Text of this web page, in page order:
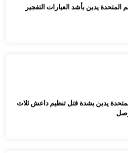
المتحدة يدين بأشد العبارات التفجير
يدين بشدة قتل تنظيم داعش ثلاث